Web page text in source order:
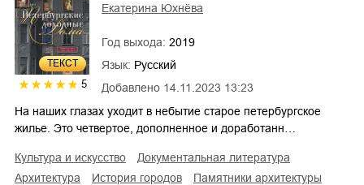
ТЕКСТ
5 Добавлено 14.11.2023 13:23
Екатерина Юхнёва
Год выхода: 2019
Язык: Русский
На наших глазах уходит в небытие старое петербургское
жилье. Это четвертое, дополненное и доработанн…
культура и искусство
документальная литература
архитектура
история городов
памятники архитектуры